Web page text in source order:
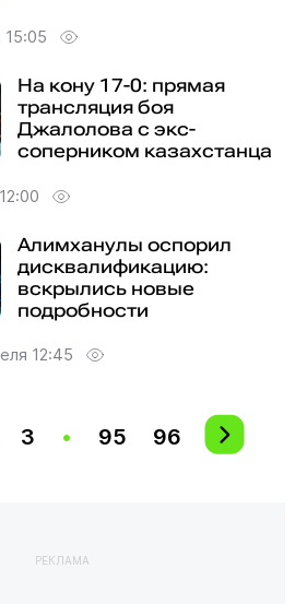
15:05
На кону 17-0: прямая
трансляция боя
Джалолова с экс-
соперником казахстанца
Алимханулы оспорил
дисквалификацию:
вскрылись новые
подробности
12:45
3 • 95 96
РЕКЛАМА